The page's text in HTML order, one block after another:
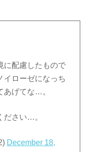
に配慮したもので
イローゼになっち
あげてな…。
ださい…。
December 18,